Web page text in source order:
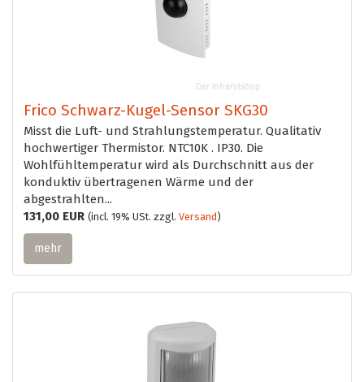
Frico Schwarz-Kugel-Sensor SKG30
Misst die Luft- und Strahlungstemperatur. Qualitativ
hochwertiger Thermistor. NTC10K . IP30. Die
Wohlfühltemperatur wird als Durchschnitt aus der
konduktiv übertragenen Wärme und der
abgestrahlten...
131,00 EUR (incl. 19% USt. zzgl. Versand)
mehr